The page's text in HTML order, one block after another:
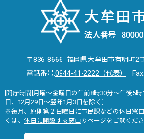
〒836-8666 福岡県大牟田市有明町2
電話番号:0944-41-2222（代表）
[開庁時間]月曜～金曜日の午前8時30分～午後5
日、12月29日～翌年1月3日を除く）
※毎月、原則第２日曜日に市民課などの休日窓
くは、 休日に開設する窓口のページをご覧くださ